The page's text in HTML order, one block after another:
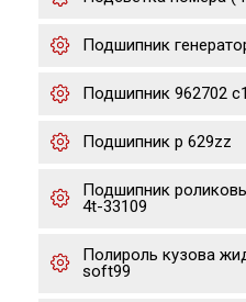
Подшипник
Подшипник 962702
Подшипник р 629zz
Подшипник
4t-33109
Полироль кузова
soft99